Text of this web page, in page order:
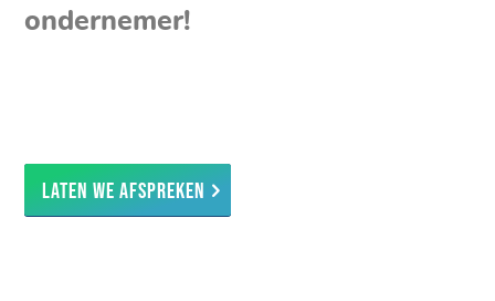
ondernemer!
Laten we afspreken